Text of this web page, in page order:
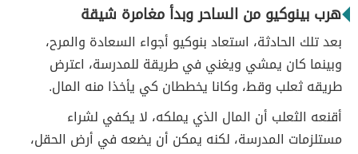
هرب بينوكيو من الساحر وبدأ مغامرة شيقة
بعد تلك الحادثة، استعاد بنوكيو أجواء السعادة والمرح،
وبينما كان يمشي ويغني في طريقة للمدرسة، اعترض
طريقه ثعلب وقط، وكانا يخططان كي يأخذا منه المال.
أقنعه الثعلب أن المال الذي يملكه، لا يكفي لشراء
مستلزمات المدرسة، لكنه يمكن أن يضعه في أرض الحقل،